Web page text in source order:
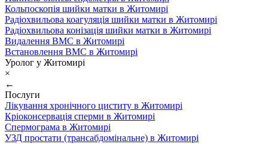
Кольпоскопія шийки матки в Житомирі
Радіохвильова коагуляція шийки матки в Житомирі
Радіохвильова конізація шийки матки в Житомирі
Видалення ВМС в Житомирі
Встановлення ВМС в Житомирі
Уролог у Житомирі
×
←
Послуги
Лікування хронічного циститу в Житомирі
Кріоконсервація сперми в Житомирі
Спермограма в Житомирі
УЗД простати (трансабдомінальне) в Житомирі